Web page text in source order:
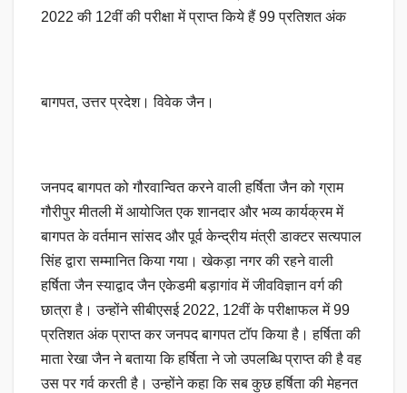
2022 की 12वीं की परीक्षा में प्राप्त किये हैं 99 प्रतिशत अंक
बागपत, उत्तर प्रदेश। विवेक जैन।
जनपद बागपत को गौरवान्वित करने वाली हर्षिता जैन को ग्राम
गौरीपुर मीतली में आयोजित एक शानदार और भव्य कार्यक्रम में
बागपत के वर्तमान सांसद और पूर्व केन्द्रीय मंत्री डाक्टर सत्यपाल
सिंह द्वारा सम्मानित किया गया। खेकड़ा नगर की रहने वाली
हर्षिता जैन स्याद्वाद जैन एकेडमी बड़ागांव में जीवविज्ञान वर्ग की
छात्रा है। उन्होंने सीबीएसई 2022, 12वीं के परीक्षाफल में 99
प्रतिशत अंक प्राप्त कर जनपद बागपत टॉप किया है। हर्षिता की
माता रेखा जैन ने बताया कि हर्षिता ने जो उपलब्धि प्राप्त की है वह
उस पर गर्व करती है। उन्होंने कहा कि सब कुछ हर्षिता की मेहनत